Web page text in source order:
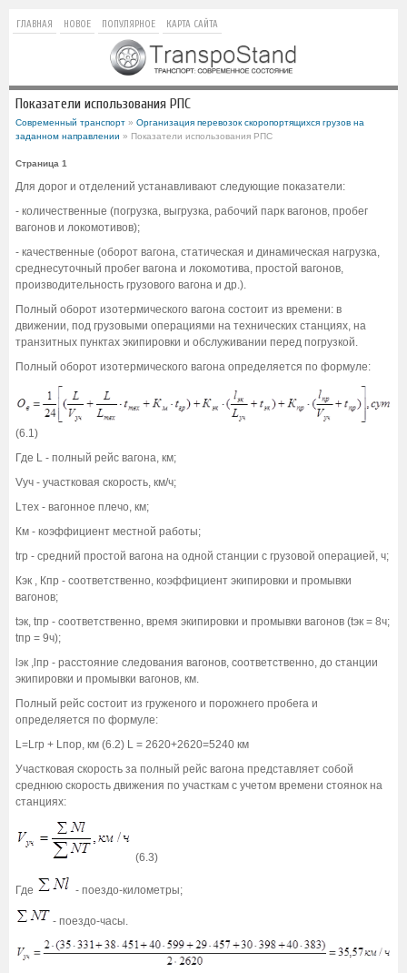
ГЛАВНАЯ НОВОЕ ПОПУЛЯРНОЕ КАРТА САЙТА
Показатели использования РПС
Современный транспорт » Организация перевозок скоропортящихся грузов на
заданном направлении » Показатели использования РПС
Страница 1
Для дорог и отделений устанавливают следующие показатели:
- количественные (погрузка, выгрузка, рабочий парк вагонов, пробег
вагонов и локомотивов);
- качественные (оборот вагона, статическая и динамическая нагрузка,
среднесуточный пробег вагона и локомотива, простой вагонов,
производительность грузового вагона и др.).
Полный оборот изотермического вагона состоит из времени: в
движении, под грузовыми операциями на технических станциях, на
транзитных пунктах экипировки и обслуживании перед погрузкой.
Полный оборот изотермического вагона определяется по формуле:
(6.1)
Где L - полный рейс вагона, км;
Vуч - участковая скорость, км/ч;
Lтех - вагонное плечо, км;
Км - коэффициент местной работы;
tгр - средний простой вагона на одной станции с грузовой операцией, ч;
Кэк , Кпр - соответственно, коэффициент экипировки и промывки
вагонов;
tэк, tпр - соответственно, время экипировки и промывки вагонов (tэк = 8ч;
tпр = 9ч);
lэк ,lпр - расстояние следования вагонов, соответственно, до станции
экипировки и промывки вагонов, км.
Полный рейс состоит из груженого и порожнего пробега и
определяется по формуле:
L=Lгр + Lпор, км (6.2) L = 2620+2620=5240 км
Участковая скорость за полный рейс вагона представляет собой
среднюю скорость движения по участкам с учетом времени стоянок на
станциях:
(6.3)
Где - поездо-километры;
- поездо-часы.